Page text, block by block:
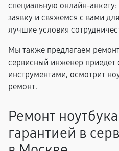
специальную онлайн-
заявку и свяжемся с вами
лучшие условия
Мы также предлагаем
сервисный инженер
инструментами, осмотрит
ремонт.
Ремонт
гарантией в